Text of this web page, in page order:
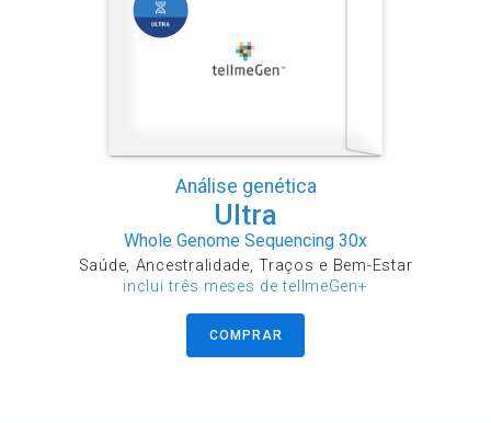
Análise genética
Ultra
Whole Genome Sequencing 30x
Saúde, Ancestralidade, Traços e Bem-Estar
inclui três meses de tellmeGen+
COMPRAR